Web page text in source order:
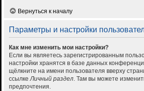
Вернуться к началу
Параметры и настройки
Как мне изменить мои настройки?
Если вы являетесь зарегистрированным
настройки хранятся в базе данных
щёлкните на имени пользователя вверху
ссылкеЛичный раздел. Там вы можете
предпочтения.